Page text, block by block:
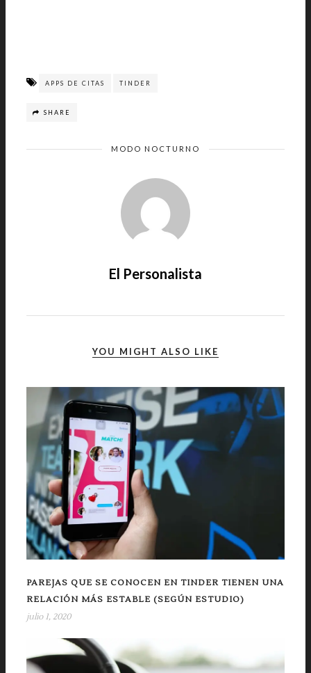
APPS DE CITAS TINDER
SHARE
MODO NOCTURNO
El Personalista
YOU MIGHT ALSO LIKE
PAREJAS QUE SE CONOCEN EN TINDER TIENEN UNA
RELACIÓN MÁS ESTABLE (SEGÚN ESTUDIO)
julio 1, 2020